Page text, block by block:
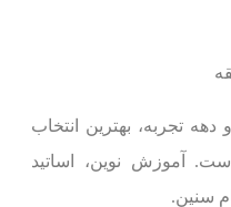
تجربه، بهترین انتخاب
آموزش نوین، اساتید
سنین.